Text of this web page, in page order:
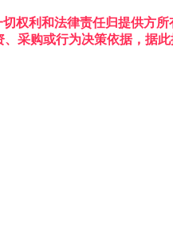
权利和法律责任归提供方
采购或行为决策依据，据此